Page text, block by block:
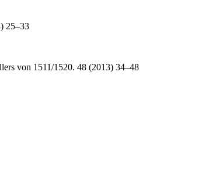
25–33
von 1511/1520. 48 (2013) 34–48